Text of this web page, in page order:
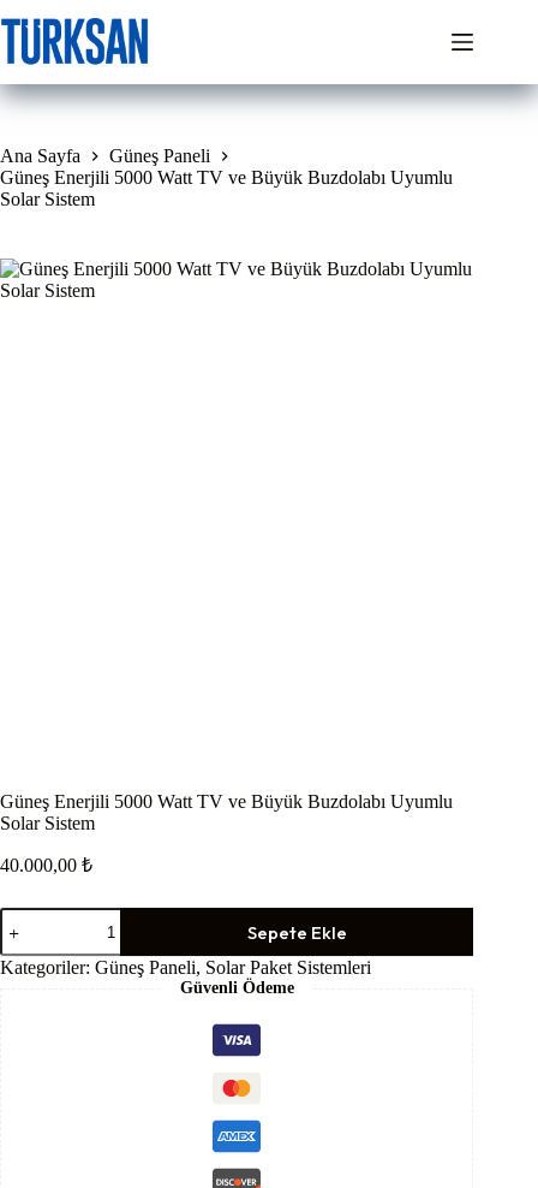
to
content
Ana Sayfa
Güneş Paneli
Güneş Enerjili 5000 Watt TV ve Büyük Buzdolabı Uyumlu
Solar Sistem
Güneş Enerjili 5000 Watt TV ve Büyük Buzdolabı Uyumlu
Solar Sistem
40.000,00 ₺
Güneş
Enerjili
5000
Watt
Sepete Ekle
Kategoriler: Güneş Paneli, Solar Paket Sistemleri
Güvenli Ödeme